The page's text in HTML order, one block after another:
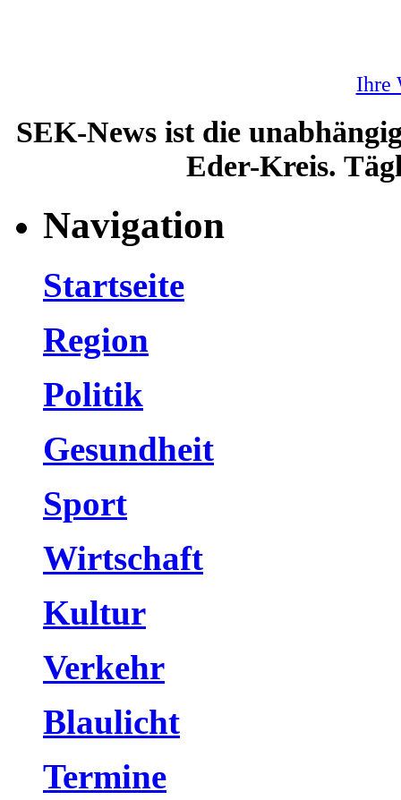
Ihre
SEK-News ist die
Eder-Kreis.
Navigation
Startseite
Region
Politik
Gesundheit
Sport
Wirtschaft
Kultur
Verkehr
Blaulicht
Termine